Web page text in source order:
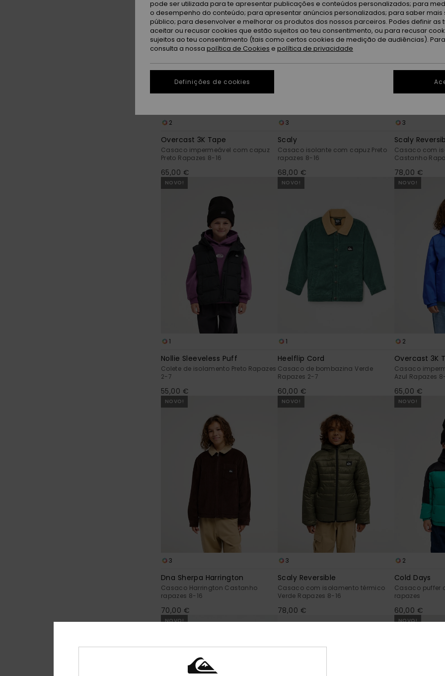
2
Overcast 3K Tape
Casaco impermeável com capuz
Preto Rapazes 8-16
65,00 €
3
Scaly
Casaco isolante com capuz Preto
rapazes 8-16
68,00 €
3
Scaly
Casaco com
Castanho
78,00 €
NOVO!
1
Nollie Sleeveless Puff
Colete de isolamento Preto Rapazes
2-7
55,00 €
NOVO!
1
Heelflip Cord
Casaco de bombazina Verde
Rapazes 2-7
60,00 €
NOVO!
2
Overcast 3K
Casaco
Azul Rapazes
65,00 €
NOVO!
3
Dna Sherpa Harrington
Casaco Harrington Castanho
rapazes 8-16
70,00 €
NOVO!
3
Scaly Reversible
Casaco com isolamento térmico
Verde Rapazes 8-16
78,00 €
NOVO!
2
Cold Days
Casaco puffer
rapazes
60,00 €
NOVO! NOVO!
pode ser utilizada para te apresentar publicações e conteúdos personalizados; para
o desempenho do conteúdo; para apresentar anúncios personalizados; para saber mais
público; para desenvolver e melhorar os produtos dos nossos parceiros. Podes definir as
aceitar ou recusar cookies que estão sujeitos ao teu consentimento, ou para recusar
sujeitos ao teu consentimento (tais como certos cookies de medição de audiências).
consulta a nossa política de Cookies e política de privacidade
Definições de cookies